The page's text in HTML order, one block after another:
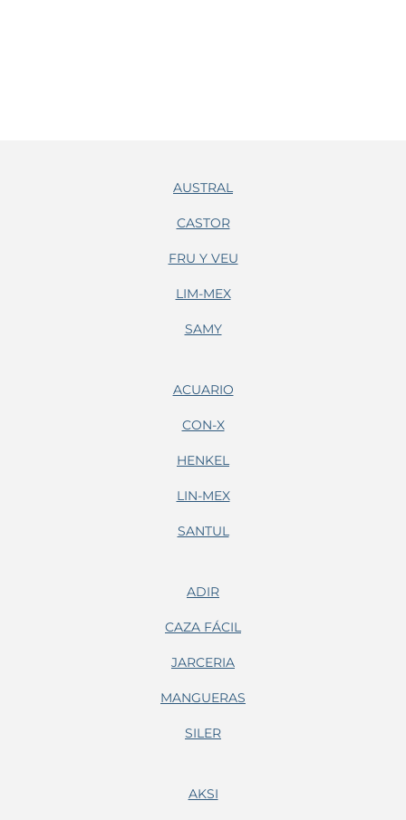
AUSTRAL
CASTOR
FRU Y VEU
LIM-MEX
SAMY
ACUARIO
CON-X
HENKEL
LIN-MEX
SANTUL
ADIR
CAZA FÁCIL
JARCERIA
MANGUERAS
SILER
AKSI